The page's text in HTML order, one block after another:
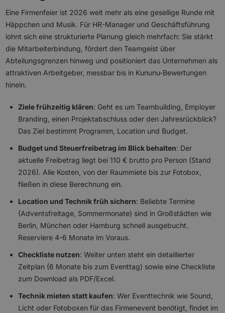
Eine Firmenfeier ist 2026 weit mehr als eine gesellige Runde mit
Häppchen und Musik. Für HR-Manager und Geschäftsführung
lohnt sich eine strukturierte Planung gleich mehrfach: Sie stärkt
die Mitarbeiterbindung, fördert den Teamgeist über
Abteilungsgrenzen hinweg und positioniert das Unternehmen als
attraktiven Arbeitgeber, messbar bis in Kununu-Bewertungen
hinein.
Ziele frühzeitig klären: Geht es um Teambuilding, Employer
Branding, einen Projektabschluss oder den Jahresrückblick?
Das Ziel bestimmt Programm, Location und Budget.
Budget und Steuerfreibetrag im Blick behalten: Der
aktuelle Freibetrag liegt bei 110 € brutto pro Person (Stand
2026). Alle Kosten, von der Raummiete bis zur Fotobox,
fließen in diese Berechnung ein.
Location und Technik früh sichern: Beliebte Termine
(Adventsfreitage, Sommermonate) sind in Großstädten wie
Berlin, München oder Hamburg schnell ausgebucht.
Reserviere 4-6 Monate im Voraus.
Checkliste nutzen: Weiter unten steht ein detaillierter
Zeitplan (6 Monate bis zum Eventtag) sowie eine Checkliste
zum Download als PDF/Excel.
Technik mieten statt kaufen: Wer Eventtechnik wie Sound,
Licht oder Fotoboxen für das Firmenevent benötigt, findet im